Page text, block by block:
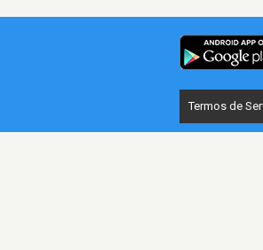
Termos de